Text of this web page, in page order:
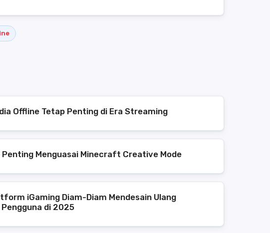
Offline Tetap Penting di Era Streaming
Penting Menguasai Minecraft Creative Mode
iGaming Diam-Diam Mendesain Ulang
di 2025